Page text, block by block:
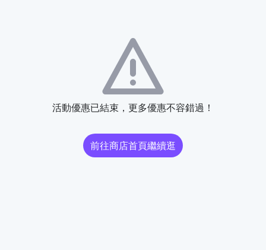
活動優惠已結束，更多優惠不容錯過！
前往商店首頁繼續逛